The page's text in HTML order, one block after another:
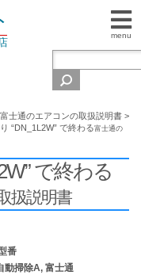
menu
富士通のエアコンの取扱説明書 >
“DN_1L2W” で終わる富士通の
で終わる
扱説明書
番
動掃除A, 富士通